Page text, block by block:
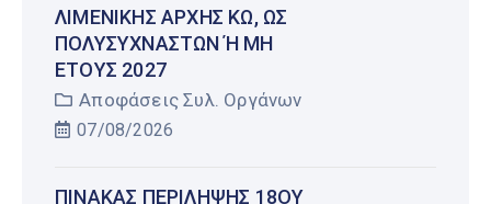
ΛΙΜΕΝΙΚΉΣ ΑΡΧΉΣ ΚΩ, ΩΣ
ΠΟΛΥΣΎΧΝΑΣΤΩΝ Ή ΜΗ Έ
ΤΟΥΣ 2027
Αποφάσεις Συλ. Οργάνων
07/08/2026
ΠΊΝΑΚΑΣ ΠΕΡΊΛΗΨΗΣ 18ΟΥ